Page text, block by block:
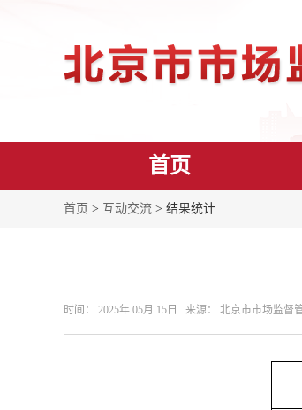
首页
首页 > 互动交流 > 结果统计
时间： 2025年 05月 15日 来源： 北京市市场监督